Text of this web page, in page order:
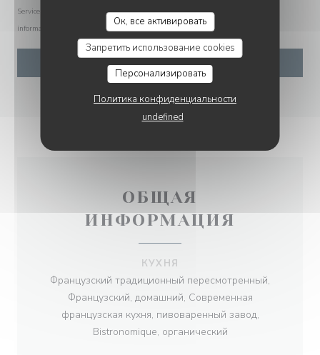
Ок, все активировать
Запретить использование cookies
Персонализировать
Политика конфиденциальности
undefined
Service at
. US residents can register atdonotcall.gov
information about how we process your data, please see ourprivacy policy
ОБЩАЯ
ИНФОРМАЦИЯ
КУХНЯ
Французский традиционный пересмотренный,
Французский, домашний, Современная
французская кухня, пивоваренный завод,
Bistronomique, органический